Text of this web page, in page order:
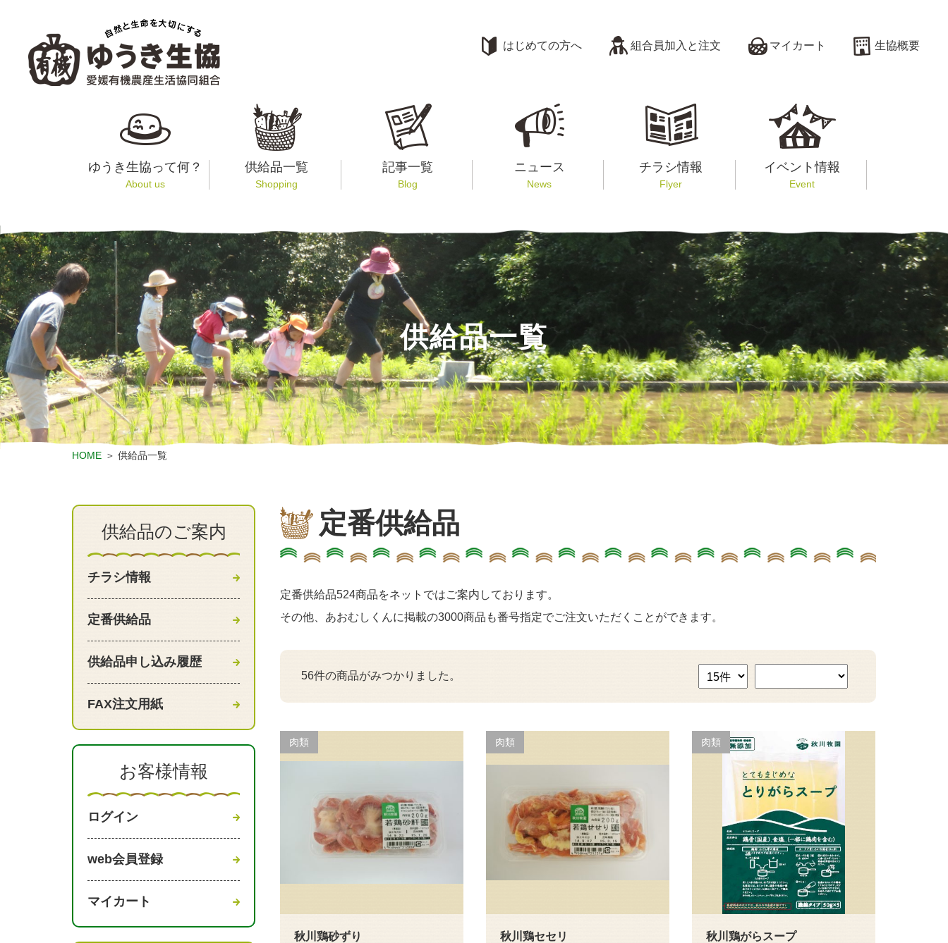
ゆうき生協って何？
About us
供給品一覧
Shopping
記事一覧
Blog
ニュース
News
チラシ情報
Flyer
イベント情報
Event
はじめての方へ 組合員加入と注文 マイカート 生協概要
供給品一覧
HOME 供給品一覧
供給品のご案内
チラシ情報
定番供給品
供給品申し込み履歴
FAX注文用紙
お客様情報
ログイン
web会員登録
マイカート
定番供給品
定番供給品524商品をネットではご案内しております。
その他、あおむしくんに掲載の3000商品も番号指定でご注文いただくことができます。
56件の商品がみつかりました。
肉類
秋川鶏砂ずり
肉類
秋川鶏セセリ
肉類
秋川鶏がらスープ